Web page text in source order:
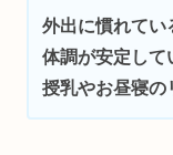
外出に慣れてい
体調が安定して
授乳やお昼寝の